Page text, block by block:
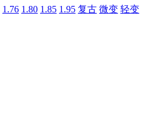
1.76 1.80 1.85 1.95 复古 微变 轻变